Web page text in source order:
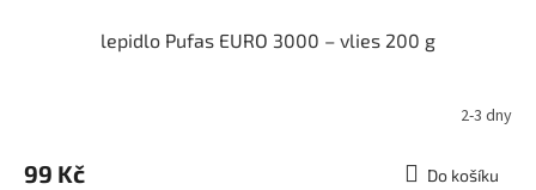
lepidlo Pufas EURO 3000 – vlies 200 g
2-3 dny
99 Kč Do košíku